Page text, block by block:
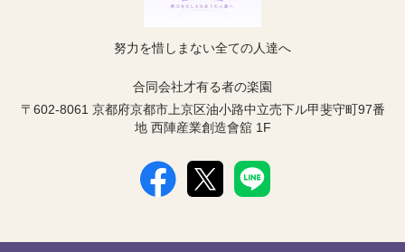
努力を惜しまない全ての人達へ
合同会社才有る者の楽園
〒602-8061 京都府京都市上京区油小路中立売下ル甲斐守町97番
地 西陣産業創造會舘 1F